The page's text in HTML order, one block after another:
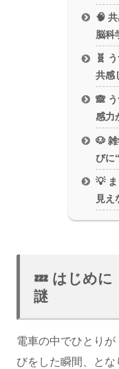
🧠
脳科
🧬
共感
🙈
感力
🐶
びに
💡 ま
見え
💤 はじめに
謎
電車の中でひとり
びをした瞬間、と